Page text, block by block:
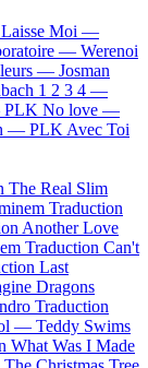
Laisse Moi —
— Werenoi
— Josman
1 2 3 4 —
PLK No love —
— PLK Avec Toi
The Real Slim
Traduction
Another Love
Traduction Can't
Last
Dragons
Traduction
— Teddy Swims
What Was I Made